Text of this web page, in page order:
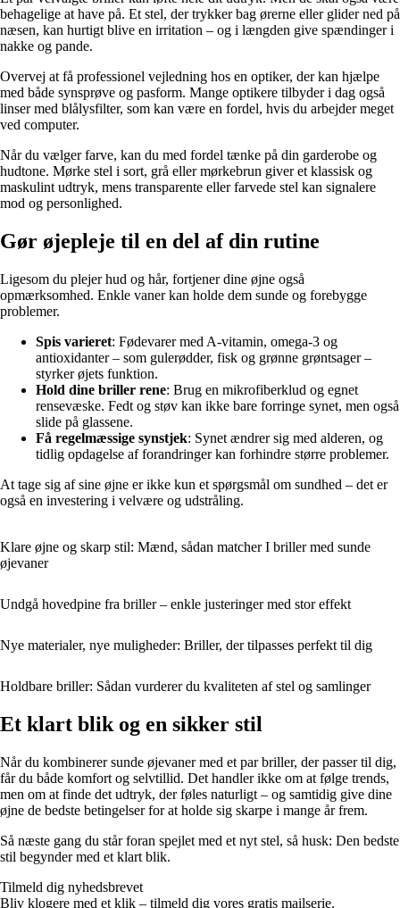
behagelige at have på. Et stel, der trykker bag ørerne eller glider ned på
næsen, kan hurtigt blive en irritation – og i længden give spændinger i
nakke og pande.
Overvej at få professionel vejledning hos en optiker, der kan hjælpe
med både synsprøve og pasform. Mange optikere tilbyder i dag også
linser med blålysfilter, som kan være en fordel, hvis du arbejder meget
ved computer.
Når du vælger farve, kan du med fordel tænke på din garderobe og
hudtone. Mørke stel i sort, grå eller mørkebrun giver et klassisk og
maskulint udtryk, mens transparente eller farvede stel kan signalere
mod og personlighed.
Gør øjepleje til en del af din rutine
Ligesom du plejer hud og hår, fortjener dine øjne også
opmærksomhed. Enkle vaner kan holde dem sunde og forebygge
problemer.
Spis varieret: Fødevarer med A-vitamin, omega-3 og
antioxidanter – som gulerødder, fisk og grønne grøntsager –
styrker øjets funktion.
Hold dine briller rene: Brug en mikrofiberklud og egnet
rensevæske. Fedt og støv kan ikke bare forringe synet, men også
slide på glassene.
Få regelmæssige synstjek: Synet ændrer sig med alderen, og
tidlig opdagelse af forandringer kan forhindre større problemer.
At tage sig af sine øjne er ikke kun et spørgsmål om sundhed – det er
også en investering i velvære og udstråling.
Klare øjne og skarp stil: Mænd, sådan matcher I briller med sunde
øjevaner
Undgå hovedpine fra briller – enkle justeringer med stor effekt
Nye materialer, nye muligheder: Briller, der tilpasses perfekt til dig
Holdbare briller: Sådan vurderer du kvaliteten af stel og samlinger
Et klart blik og en sikker stil
Når du kombinerer sunde øjevaner med et par briller, der passer til dig,
får du både komfort og selvtillid. Det handler ikke om at følge trends,
men om at finde det udtryk, der føles naturligt – og samtidig give dine
øjne de bedste betingelser for at holde sig skarpe i mange år frem.
Så næste gang du står foran spejlet med et nyt stel, så husk: Den bedste
stil begynder med et klart blik.
Tilmeld dig nyhedsbrevet
Bliv klogere med et klik – tilmeld dig vores gratis mailserie.